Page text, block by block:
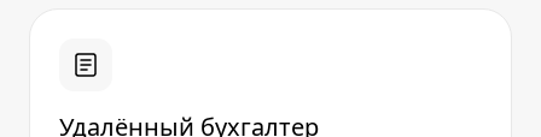
Удалённый бухгалтер